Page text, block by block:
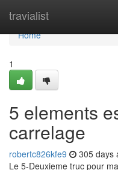
travialist
Home
Home
1
5 elements
carrelage
robertc826kfe9 305 days
Le 5-Deuxieme truc pour